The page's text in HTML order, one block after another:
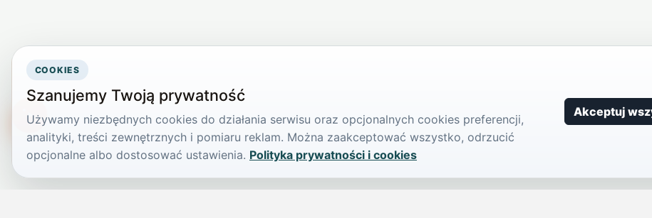
COOKIES
Szanujemy Twoją prywatność
Używamy niezbędnych cookies do działania serwisu oraz opcjonalnych cookies preferencji,
analityki, treści zewnętrznych i pomiaru reklam. Można zaakceptować wszystko, odrzucić
opcjonalne albo dostosować ustawienia. Polityka prywatności i cookies
Akceptuj
TikTokowa Jelonka